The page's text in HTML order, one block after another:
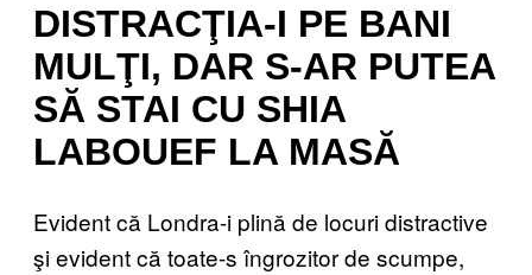
DISTRACŢIA-I PE BANI
MULŢI, DAR S-AR PUTEA
SĂ STAI CU SHIA
LABOUEF LA MASĂ
Evident că Londra-i plină de locuri distractive
şi evident că toate-s îngrozitor de scumpe,